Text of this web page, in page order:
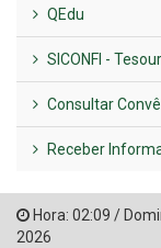
QEdu
SICONFI -
Consultar
Receber
Hora: 02:09 /
2026